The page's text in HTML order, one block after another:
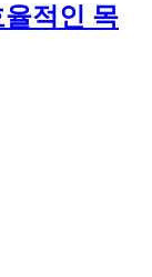
적인 목